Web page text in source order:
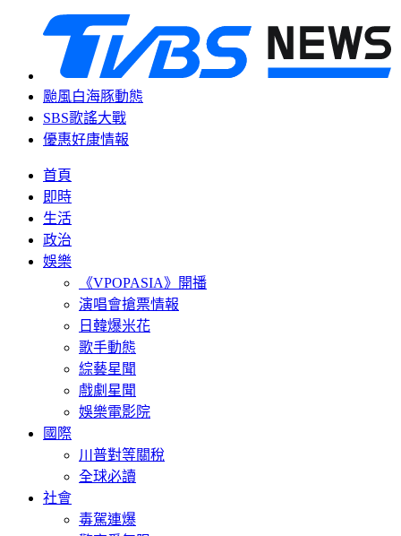
颱風白海豚動態
SBS歌謠大戰
優惠好康情報
首頁
即時
生活
政治
娛樂
《VPOPASIA》開播
演唱會搶票情報
日韓爆米花
歌手動態
綜藝星聞
戲劇星聞
娛樂電影院
國際
川普對等關稅
全球必讀
社會
毒駕連爆